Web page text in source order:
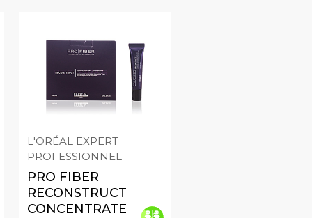
L'ORÉAL EXPERT
PROFESSIONNEL
PRO FIBER
RECONSTRUCT
CONCENTRATE